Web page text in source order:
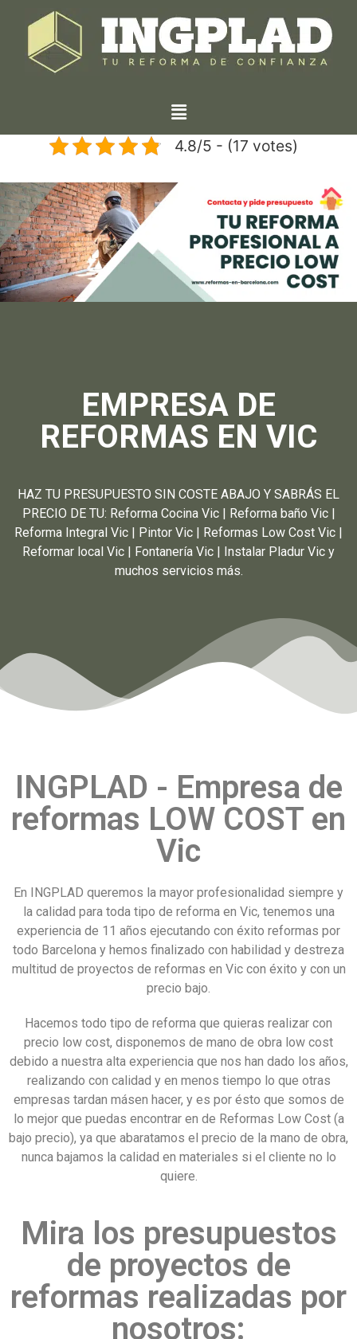
4.8/5 - (17 votes)
EMPRESA DE
REFORMAS EN VIC
HAZ TU PRESUPUESTO SIN COSTE ABAJO Y SABRÁS EL
PRECIO DE TU: Reforma Cocina Vic | Reforma baño Vic |
Reforma Integral Vic | Pintor Vic | Reformas Low Cost Vic |
Reformar local Vic | Fontanería Vic | Instalar Pladur Vic y
muchos servicios más.
INGPLAD - Empresa de
reformas LOW COST en
Vic
En INGPLAD queremos la mayor profesionalidad siempre y
la calidad para toda tipo de reforma en Vic, tenemos una
experiencia de 11 años ejecutando con éxito reformas por
todo Barcelona y hemos finalizado con habilidad y destreza
multitud de proyectos de reformas en Vic con éxito y con un
precio bajo.
Hacemos todo tipo de reforma que quieras realizar con
precio low cost, disponemos de mano de obra low cost
debido a nuestra alta experiencia que nos han dado los años,
realizando con calidad y en menos tiempo lo que otras
empresas tardan másen hacer, y es por ésto que somos de
lo mejor que puedas encontrar en de Reformas Low Cost (a
bajo precio), ya que abaratamos el precio de la mano de obra,
nunca bajamos la calidad en materiales si el cliente no lo
quiere.
Mira los presupuestos
de proyectos de
reformas realizadas por
nosotros: